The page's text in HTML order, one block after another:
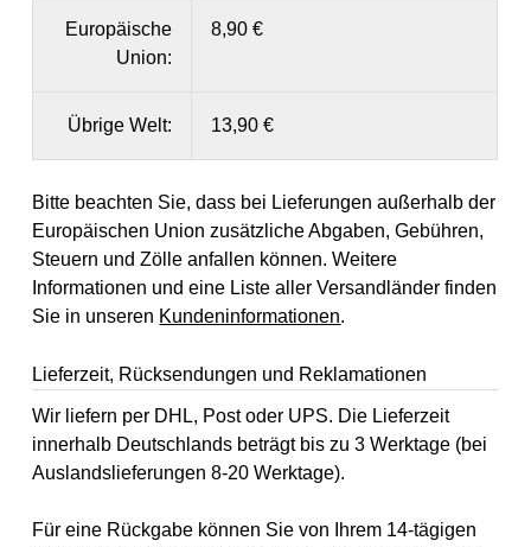
Europäische
Union:
8,90 €
Übrige Welt: 13,90 €
Bitte beachten Sie, dass bei Lieferungen außerhalb der
Europäischen Union zusätzliche Abgaben, Gebühren,
Steuern und Zölle anfallen können. Weitere
Informationen und eine Liste aller Versandländer finden
Sie in unseren Kundeninformationen.
Lieferzeit, Rücksendungen und Reklamationen
Wir liefern per DHL, Post oder UPS. Die Lieferzeit
innerhalb Deutschlands beträgt bis zu 3 Werktage (bei
Auslandslieferungen 8-20 Werktage).
Für eine Rückgabe können Sie von Ihrem 14-tägigen